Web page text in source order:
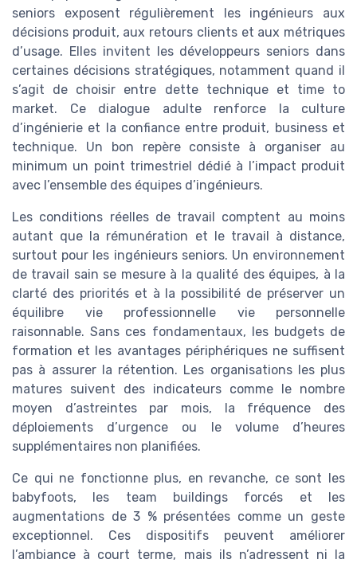
seniors exposent régulièrement les ingénieurs aux
décisions produit, aux retours clients et aux métriques
d’usage. Elles invitent les développeurs seniors dans
certaines décisions stratégiques, notamment quand il
s’agit de choisir entre dette technique et time to
market. Ce dialogue adulte renforce la culture
d’ingénierie et la confiance entre produit, business et
technique. Un bon repère consiste à organiser au
minimum un point trimestriel dédié à l’impact produit
avec l’ensemble des équipes d’ingénieurs.
Les conditions réelles de travail comptent au moins
autant que la rémunération et le travail à distance,
surtout pour les ingénieurs seniors. Un environnement
de travail sain se mesure à la qualité des équipes, à la
clarté des priorités et à la possibilité de préserver un
équilibre vie professionnelle vie personnelle
raisonnable. Sans ces fondamentaux, les budgets de
formation et les avantages périphériques ne suffisent
pas à assurer la rétention. Les organisations les plus
matures suivent des indicateurs comme le nombre
moyen d’astreintes par mois, la fréquence des
déploiements d’urgence ou le volume d’heures
supplémentaires non planifiées.
Ce qui ne fonctionne plus, en revanche, ce sont les
babyfoots, les team buildings forcés et les
augmentations de 3 % présentées comme un geste
exceptionnel. Ces dispositifs peuvent améliorer
l’ambiance à court terme, mais ils n’adressent ni la